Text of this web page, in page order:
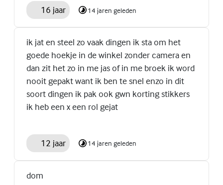
16 jaar 14 jaren geleden
ik jat en steel zo vaak dingen ik sta om het
goede hoekje in de winkel zonder camera en
dan zit het zo in me jas of in me broek ik word
nooit gepakt want ik ben te snel enzo in dit
soort dingen ik pak ook gwn korting stikkers
ik heb een x een rol gejat
12 jaar 14 jaren geleden
dom